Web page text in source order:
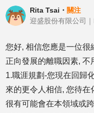
Rita Tsai ・ 關注
迎盛股份有限公司
您好, 相信您應是一位很
正向發展的離職因素, 不
1.職涯規劃-您現在回歸
來的更令人相信, 您待
很有可能會在本領域或